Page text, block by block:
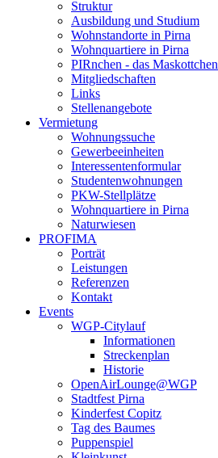
Struktur
Ausbildung und Studium
Wohnstandorte in Pirna
Wohnquartiere in Pirna
PIRnchen - das Maskottchen
Mitgliedschaften
Links
Stellenangebote
Vermietung
Wohnungssuche
Gewerbeeinheiten
Interessentenformular
Studentenwohnungen
PKW-Stellplätze
Wohnquartiere in Pirna
Naturwiesen
PROFIMA
Porträt
Leistungen
Referenzen
Kontakt
Events
WGP-Citylauf
Informationen
Streckenplan
Historie
OpenAirLounge@WGP
Stadtfest Pirna
Kinderfest Copitz
Tag des Baumes
Puppenspiel